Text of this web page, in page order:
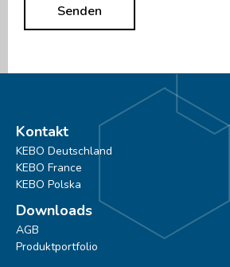
Senden
Kontakt
KEBO Deutschland
KEBO France
KEBO Polska
Downloads
AGB
Produktportfolio